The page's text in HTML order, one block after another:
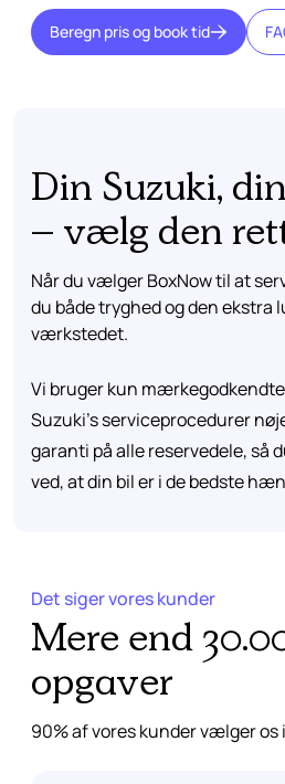
Beregn pris og book tid
Din Suzuki,
– vælg den
Når du vælger BoxNow til at
du både tryghed og den ekstra
værkstedet.
Vi bruger kun
Suzuki's serviceprocedurer
garanti på alle reservedele, så
ved, at din bil er i de bedste
Det siger vores kunder
Mere end
opgaver
90% af vores kunder vælger os